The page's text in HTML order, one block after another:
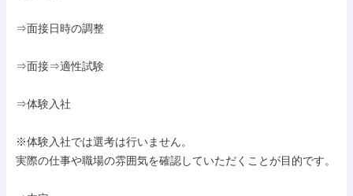
⇒面接日時の調整
⇒面接⇒適性試験
⇒体験入社
※体験入社では選考は行いません。
実際の仕事や職場の雰囲気を確認していただくことが目的です。